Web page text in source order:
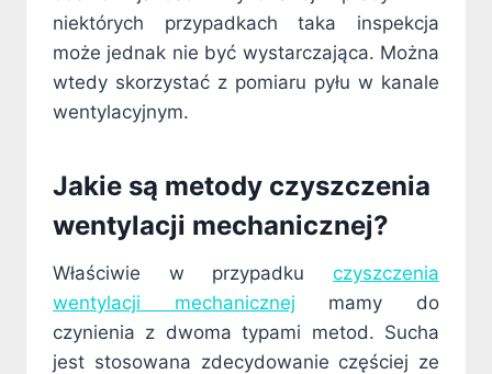
niektórych przypadkach taka inspekcja
może jednak nie być wystarczająca. Można
wtedy skorzystać z pomiaru pyłu w kanale
wentylacyjnym.
Jakie są metody czyszczenia
wentylacji mechanicznej?
Właściwie w przypadku czyszczenia
wentylacji mechanicznej mamy do
czynienia z dwoma typami metod. Sucha
jest stosowana zdecydowanie częściej ze